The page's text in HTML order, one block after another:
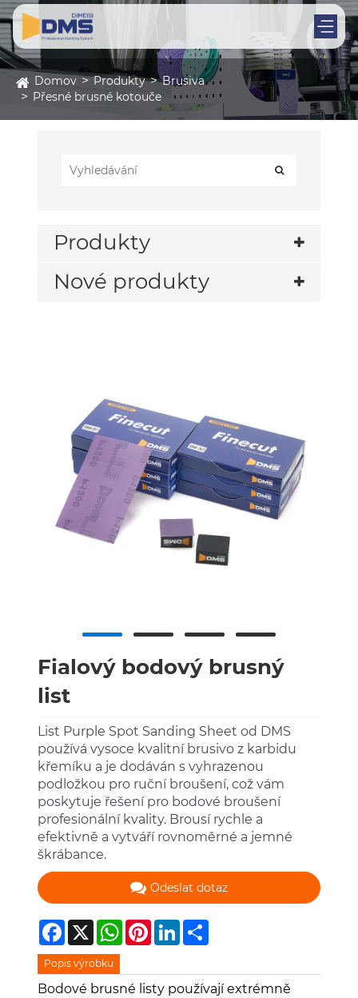
Domov Produkty
Brusiva
Přesné brusné kotouče
Produkty
Nové produkty
Fialový bodový brusný
list
List Purple Spot Sanding Sheet od DMS
používá vysoce kvalitní brusivo z karbidu
křemíku a je dodáván s vyhrazenou
podložkou pro ruční broušení, což vám
poskytuje řešení pro bodové broušení
profesionální kvality. Brousí rychle a
efektivně a vytváří rovnoměrné a jemné
škrábance.
Odeslat dotaz
Facebook
X WhatsApp
Pinterest
LinkedIn
Share
Popis výrobku
Bodové brusné listy používají extrémně